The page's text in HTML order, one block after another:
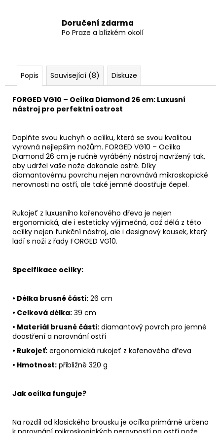
Doručení zdarma
Po Praze a blízkém okolí
Popis Související (8) Diskuze
FORGED VG10 – Ocílka Diamond 26 cm: Luxusní
nástroj pro perfektní ostrost
Doplňte svou kuchyň o ocílku, která se svou kvalitou
vyrovná nejlepším nožům. FORGED VG10 – Ocílka
Diamond 26 cm je ručně vyráběný nástroj navržený tak,
aby udržel vaše nože dokonale ostré. Díky
diamantovému povrchu nejen narovnává mikroskopické
nerovnosti na ostří, ale také jemně doostřuje čepel.
Rukojeť z luxusního kořenového dřeva je nejen
ergonomická, ale i esteticky výjimečná, což dělá z této
ocílky nejen funkční nástroj, ale i designový kousek, který
ladí s noži z řady FORGED VG10.
Specifikace ocílky:
• Délka brusné části: 26 cm
• Celková délka: 39 cm
• Materiál brusné části: diamantový povrch pro jemné
doostření a narovnání ostří
• Rukojeť: ergonomická rukojeť z kořenového dřeva
• Hmotnost: přibližně 320 g
Jak ocílka funguje?
Na rozdíl od klasického brousku je ocílka primárně určena